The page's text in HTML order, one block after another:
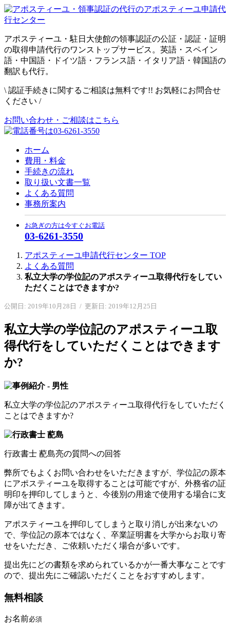
アポスティーユ・駐日大使館の領事認証の公証・認証・証明
の取得申請代行のワンストップサービス。英語・スペイン
語・中国語・ドイツ語・フランス語・イタリア語・韓国語の
翻訳も代行。
\ 認証手続きに関するご相談は無料です!! お気軽にお問合せ
ください /
お問い合わせ・ご相談はこちら
ホーム
費用・料金
手続きの流れ
取り扱い文書一覧
よくある質問
事務所案内
お急ぎの方は今すぐお電話
03-6261-3550
アポスティーユ申請代行センター TOP
よくある質問
私立大学の学位記のアポスティーユ取得代行をしてい
ただくことはできますか?
公開日: 2019年10月28日 / 更新日: 2019年12月25日
私立大学の学位記のアポスティーユ取
得代行をしていただくことはできます
か?
私立大学の学位記のアポスティーユ取得代行をしていただく
ことはできますか?
行政書士 蓜島亮の質問への回答
弊所でもよくお問い合わせをいただきますが、学位記の原本
にアポスティーユを取得することは可能ですが、外務省の証
明印を押印してしまうと、今後別の用途で使用する場合に支
障が出てきます。
アポスティーユを押印してしまうと取り消しが出来ないの
で、学位記の原本ではなく、卒業証明書を大学からお取り寄
せをいただき、ご依頼いただく場合が多いです。
提出先にどの書類を求められているかが一番大事なことです
ので、提出先にご確認いただくことをおすすめします。
無料相談
お名前必須